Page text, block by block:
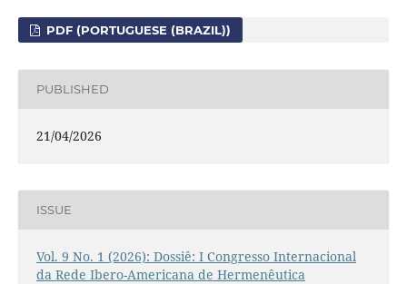
PDF (PORTUGUESE (BRAZIL))
PUBLISHED
21/04/2026
ISSUE
Vol. 9 No. 1 (2026): Dossiê: I Congresso Internacional
da Rede Ibero-Americana de Hermenêutica